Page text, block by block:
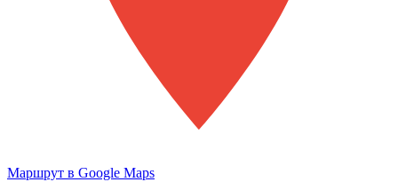
Маршрут в Google Maps